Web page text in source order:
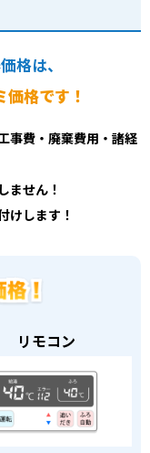
格は、
格です！
事費・廃棄費用・諸経
ません！
けします！
リモコン